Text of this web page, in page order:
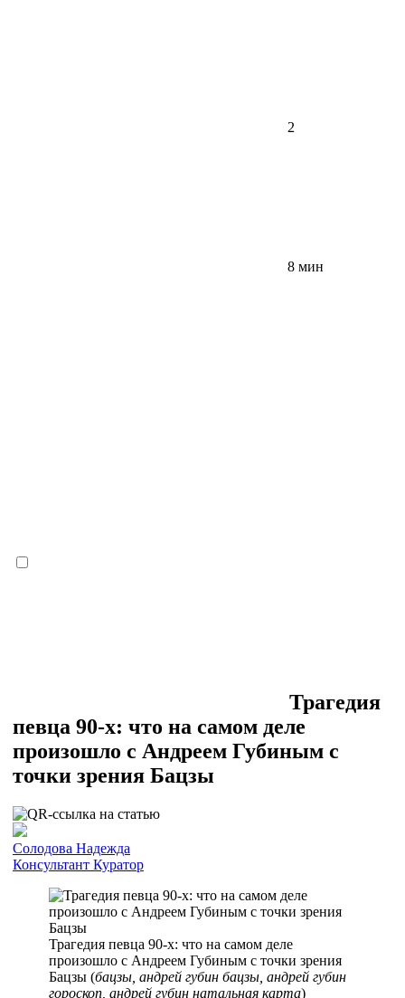
2
8 мин
Трагедия
певца 90-х: что на самом деле
произошло с Андреем Губиным с
точки зрения Бацзы
Солодова Надежда
Консультант Куратор
Трагедия певца 90-х: что на самом деле
произошло с Андреем Губиным с точки зрения
Бацзы (бацзы, андрей губин бацзы, андрей губин
гороскоп, андрей губин натальная карта)